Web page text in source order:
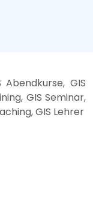
GIS
GIS Seminar,
GIS Lehrer